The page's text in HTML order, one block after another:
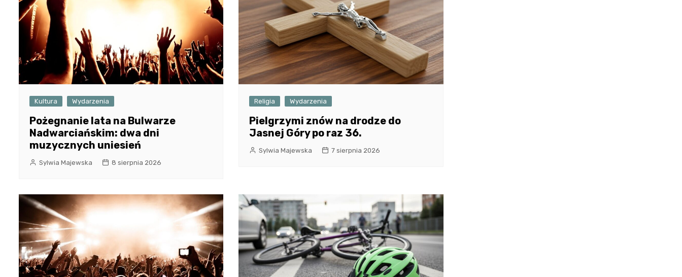
Kultura Wydarzenia
Pożegnanie lata na Bulwarze
Nadwarciańskim: dwa dni
muzycznych uniesień
Sylwia Majewska 8 sierpnia 2026
Religia Wydarzenia
Pielgrzymi znów na drodze do
Jasnej Góry po raz 36.
Sylwia Majewska 7 sierpnia 2026